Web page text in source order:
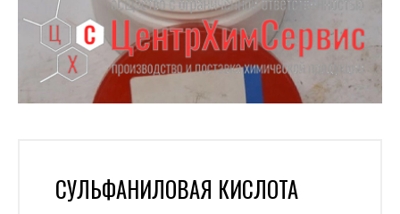
СУЛЬФАНИЛОВАЯ КИСЛОТА